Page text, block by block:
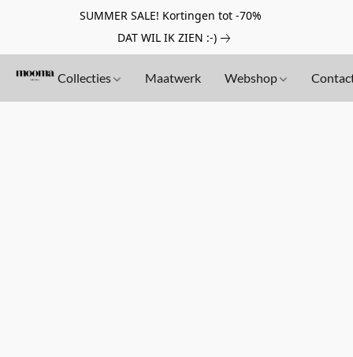
SUMMER SALE! Kortingen tot -70%
DAT WIL IK ZIEN :-)
Collecties Maatwerk Webshop